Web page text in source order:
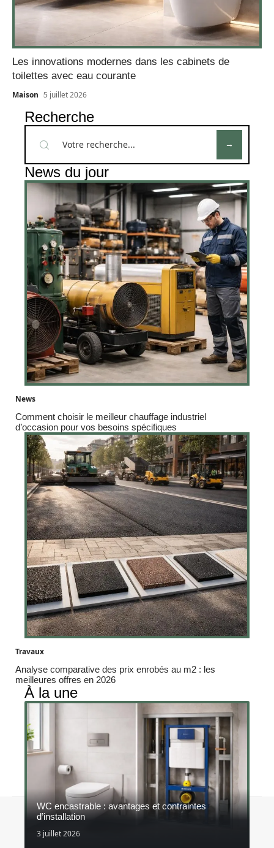
Les innovations modernes dans les cabinets de
toilettes avec eau courante
Maison 5 juillet 2026
Recherche
News du jour
News
Comment choisir le meilleur chauffage industriel
d’occasion pour vos besoins spécifiques
Travaux
Analyse comparative des prix enrobés au m2 : les
meilleures offres en 2026
À la une
WC encastrable : avantages et contraintes
d’installation
3 juillet 2026© 2026 | constructeurs-responsables.fr
Contact Mentions légales Sitemap